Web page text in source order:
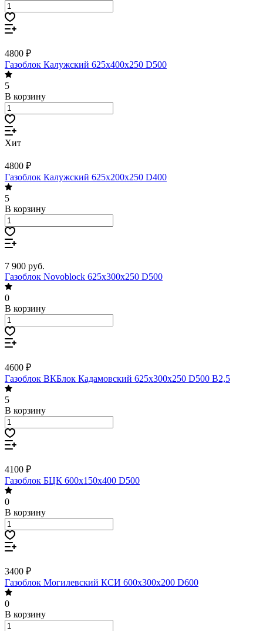
4800 ₽
Газоблок Калужский 625х400х250 D500
5
В корзину
Хит
4800 ₽
Газоблок Калужский 625х200х250 D400
5
В корзину
7 900 руб.
Газоблок Novoblock 625х300х250 D500
0
В корзину
4600 ₽
Газоблок ВКБлок Кадамовский 625х300х250 D500 B2,5
5
В корзину
4100 ₽
Газоблок БЦК 600х150х400 D500
0
В корзину
3400 ₽
Газоблок Могилевский КСИ 600х300х200 D600
0
В корзину